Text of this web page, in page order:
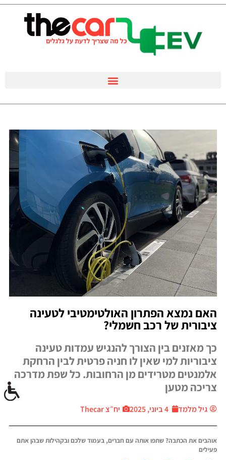
האם נמצא הפתרון האולטימטיבי לטעינה
ציבורית של רכב חשמלי?
כך מאזנים בין הצורך להנגיש עמדות טעינה
ציבוריות למי שאין לו חניה פרטית לבין הרחקת
אלמנטים מטרידים מן הרחובות. כל שפת מדרכה
צריכה מטען
גיל מלמד 4 ביוני, 2025 יח״צ Thecar
אוהבים את הכתבה? שתפו אותה עם חברים, בעמוד שלכם ובקהילות שבהן אתם
פעילים